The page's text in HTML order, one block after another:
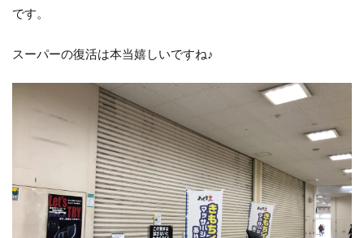
です。
スーパーの復活は本当嬉しいですね♪